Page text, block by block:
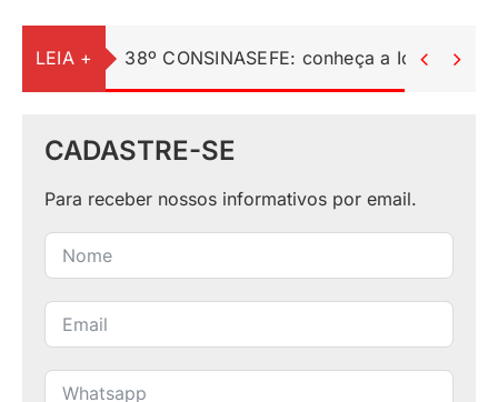
LEIA + 38º CONSINASEFE: conheça a  
CADASTRE-SE
Para receber nossos informativos por email.